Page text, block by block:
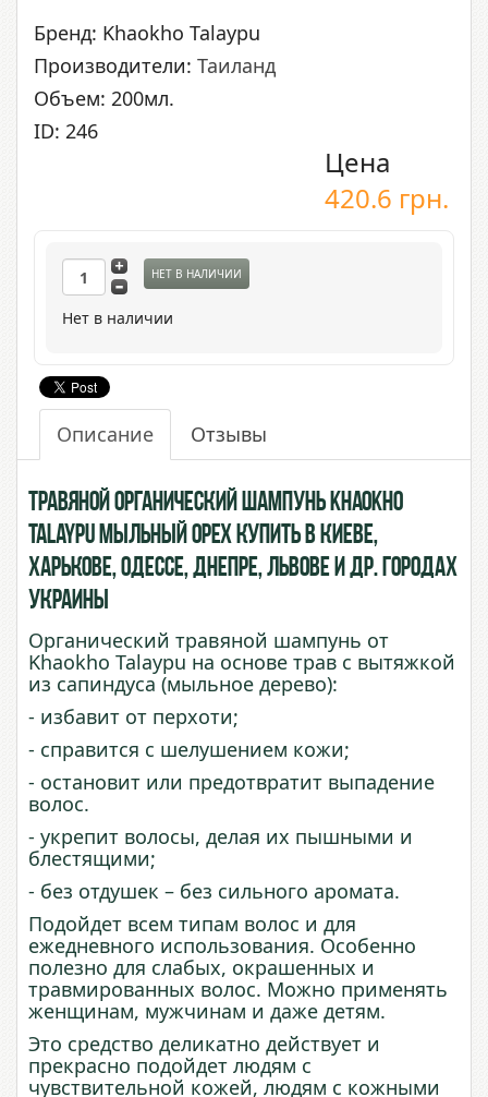
Бренд: Khaokho Talaypu
Производители: Таиланд
Объем: 200мл.
ID: 246
Цена
420.6 грн.
НЕТ В НАЛИЧИИ
Нет в наличии
Описание Отзывы
Травяной органический шампунь Khaokho
Talaypu Мыльный орех купить в Киеве,
Харькове, Одессе, Днепре, Львове и др. городах
Украины
Органический травяной шампунь от
Khaokho Talaypu на основе трав с вытяжкой
из сапиндуса (мыльное дерево):
- избавит от перхоти;
- справится с шелушением кожи;
- остановит или предотвратит выпадение
волос.
- укрепит волосы, делая их пышными и
блестящими;
- без отдушек – без сильного аромата.
Подойдет всем типам волос и для
ежедневного использования. Особенно
полезно для слабых, окрашенных и
травмированных волос. Можно применять
женщинам, мужчинам и даже детям.
Это средство деликатно действует и
прекрасно подойдет людям с
чувствительной кожей, людям с кожными